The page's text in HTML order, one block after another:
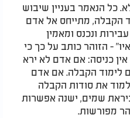
כל הנאמר בעניין שיבוש
הקבלה, מתייחס אל אדם
ונכנס ומאמין
- הזוהר כותב על כך כי
כניסה: אם אדם לא ירא
לימוד הקבלה. אם אדם
את סודות הקבלה
שמים, ישנה אפשרות
מפורשות.